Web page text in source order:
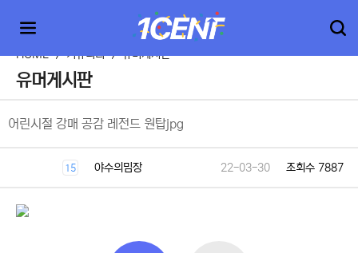
HOME > 커뮤니티 > 유머게시판
유머게시판
어린시절 강매 공감 레전드 원탑jpg
15 야수의밈장 22-03-30 조회수 7887